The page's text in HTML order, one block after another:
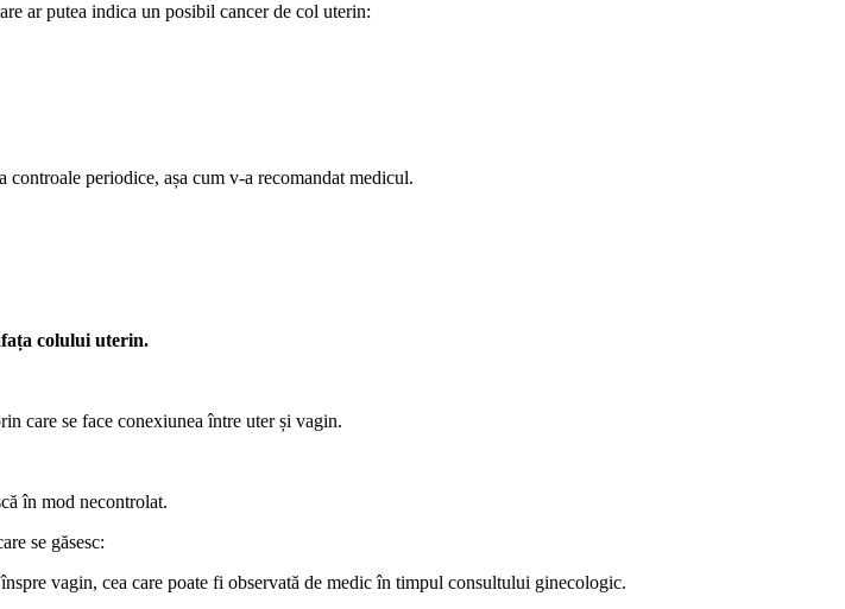
ar putea indica un posibil cancer de col uterin:
periodice, așa cum v-a recomandat medicul.
colului uterin.
care se face conexiunea între uter și vagin.
în mod necontrolat.
se găsesc:
vagin, cea care poate fi observată de medic în timpul consultului ginecologic.